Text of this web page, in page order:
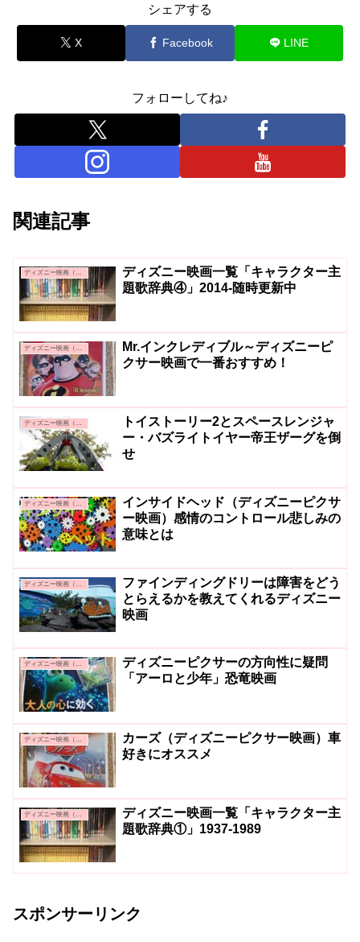
シェアする
X Facebook LINE
フォローしてね♪
関連記事
ディズニー映画（アニメーション）
ディズニー映画一覧「キャラクター主
題歌辞典④」2014-随時更新中
Mr.インクレディブル～ディズニーピ
クサー映画で一番おすすめ！
ディズニー映画（ピクサー）
トイストーリー2とスペースレンジャ
ー・バズライトイヤー帝王ザーグを倒
せ
ディズニー映画（ピクサー）
インサイドヘッド（ディズニーピクサ
ー映画）感情のコントロール悲しみの
意味とは
ファインディングドリーは障害をどう
とらえるかを教えてくれるディズニー
映画
ディズニー映画（ピクサー）
ディズニーピクサーの方向性に疑問
「アーロと少年」恐竜映画
カーズ（ディズニーピクサー映画）車
好きにオススメ
ディズニー映画（アニメーション）
ディズニー映画一覧「キャラクター主
題歌辞典①」1937-1989
スポンサーリンク